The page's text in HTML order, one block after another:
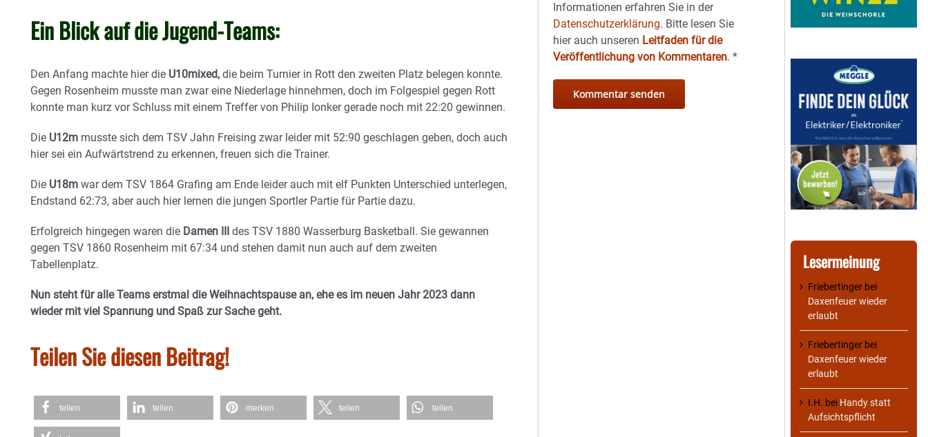
Ein Blick auf die Jugend-Teams:
Den Anfang machte hier die U10mixed, die beim Turnier in Rott den zweiten Platz belegen konnte.
Gegen Rosenheim musste man zwar eine Niederlage hinnehmen, doch im Folgespiel gegen Rott
konnte man kurz vor Schluss mit einem Treffer von Philip Ionker gerade noch mit 22:20 gewinnen.
Die U12m musste sich dem TSV Jahn Freising zwar leider mit 52:90 geschlagen geben, doch auch
hier sei ein Aufwärtstrend zu erkennen, freuen sich die Trainer.
Die U18m war dem TSV 1864 Grafing am Ende leider auch mit elf Punkten Unterschied unterlegen,
Endstand 62:73, aber auch hier lernen die jungen Sportler Partie für Partie dazu.
Erfolgreich hingegen waren die Damen III des TSV 1880 Wasserburg Basketball. Sie gewannen
gegen TSV 1860 Rosenheim mit 67:34 und stehen damit nun auch auf dem zweiten
Tabellenplatz.
Nun steht für alle Teams erstmal die Weihnachtspause an, ehe es im neuen Jahr 2023 dann
wieder mit viel Spannung und Spaß zur Sache geht.
Teilen Sie diesen Beitrag!
teilen teilen merken teilen teilen
Informationen erfahren Sie in der
Datenschutzerklärung. Bitte lesen Sie
hier auch unseren Leitfaden für die
Veröffentlichung von Kommentaren.*
Lesermeinung
Friebertinger bei
Daxenfeuer wieder
erlaubt
Friebertinger bei
Daxenfeuer wieder
erlaubt
I.H. bei Handy statt
Aufsichtspflicht